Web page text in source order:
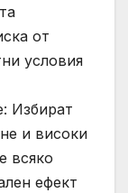
от
условия
Избират
и високи
всяко
ефект